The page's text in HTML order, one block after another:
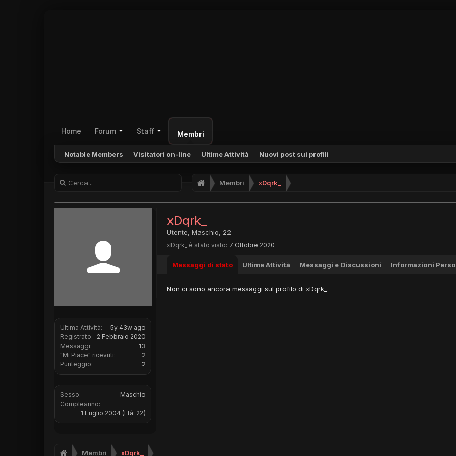
Home Forum Staff Membri
Notable Members Visitatori on-line Ultime Attività Nuovi post sui profili
Membri xDqrk_
Ultima Attività:
5y 43w ago
Registrato:
2 Febbraio 2020
Messaggi:
13
"Mi Piace" ricevuti:
2
Punteggio:
2
Sesso:
Maschio
Compleanno:
1 Luglio 2004 (Età: 22)
xDqrk_
Utente, Maschio, 22
xDqrk_ è stato visto: 7 Ottobre 2020
Messaggi di stato Ultime Attività Messaggi e Discussioni Informazioni
Non ci sono ancora messaggi sul profilo di xDqrk_.
Membri xDqrk_